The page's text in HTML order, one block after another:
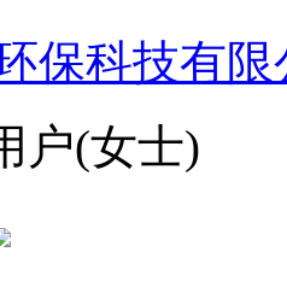
保科技有限
户(女士)